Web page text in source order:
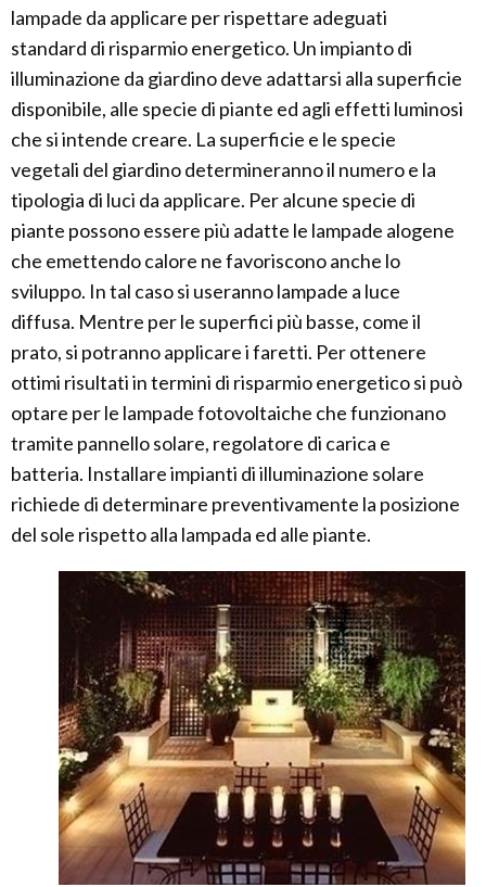
lampade da applicare per rispettare adeguati
standard di risparmio energetico. Un impianto di
illuminazione da giardino deve adattarsi alla superficie
disponibile, alle specie di piante ed agli effetti luminosi
che si intende creare. La superficie e le specie
vegetali del giardino determineranno il numero e la
tipologia di luci da applicare. Per alcune specie di
piante possono essere più adatte le lampade alogene
che emettendo calore ne favoriscono anche lo
sviluppo. In tal caso si useranno lampade a luce
diffusa. Mentre per le superfici più basse, come il
prato, si potranno applicare i faretti. Per ottenere
ottimi risultati in termini di risparmio energetico si può
optare per le lampade fotovoltaiche che funzionano
tramite pannello solare, regolatore di carica e
batteria. Installare impianti di illuminazione solare
richiede di determinare preventivamente la posizione
del sole rispetto alla lampada ed alle piante.